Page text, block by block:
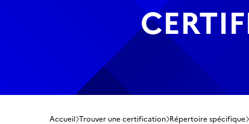
Accueil Trouver une certification Répertoire spécifique